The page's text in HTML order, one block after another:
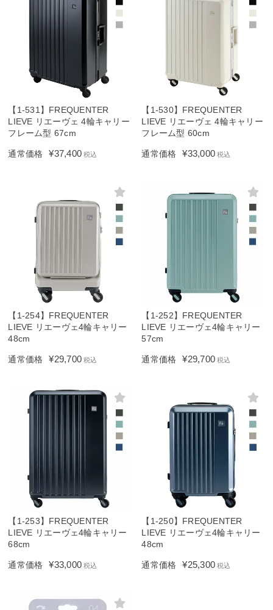
【1-531】FREQUENTER
LIEVE リエーヴェ 4輪キャリー
フレーム型 67cm
通常価格 ¥37,400 税込
【1-530】FREQUENTER
LIEVE リエーヴェ 4輪キャリー
フレーム型 60cm
通常価格 ¥33,000 税込
【1-254】FREQUENTER
LIEVE リエーヴェ4輪キャリー
48cm
通常価格 ¥29,700 税込
【1-252】FREQUENTER
LIEVE リエーヴェ4輪キャリー
57cm
通常価格 ¥29,700 税込
【1-253】FREQUENTER
LIEVE リエーヴェ4輪キャリー
68cm
通常価格 ¥33,000 税込
【1-250】FREQUENTER
LIEVE リエーヴェ4輪キャリー
48cm
通常価格 ¥25,300 税込